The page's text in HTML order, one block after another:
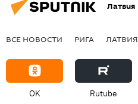
Латвия
ВСЕ НОВОСТИ РИГА ЛАТВИЯ
OK Rutube